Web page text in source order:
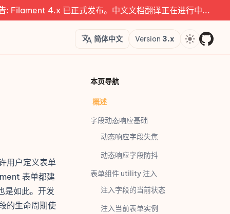
4.x 已正式发布。中文文档翻译正在进行中...
Languages
简体中文 Version
Version 3.x Theme
用户定义表单
表单都建
是如此。开发
的生命周期使
本页导航
概述
字段动态响应基础
动态响应字段失焦
动态响应字段防抖
表单组件 utility 注入
注入字段的当前状态
注入当前表单实例